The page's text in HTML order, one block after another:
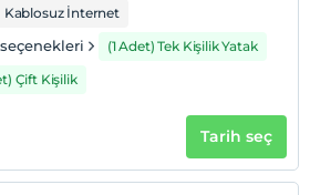
öncesi
Kablosuz İnternet
(1 Adet) Tek Kişilik Yatak
Çift Kişilik
Tarih seç